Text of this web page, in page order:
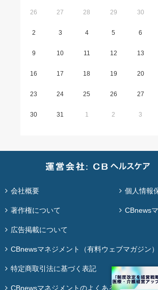
26 27 28 29 30
2 3 4 5 6
9 10 11 12 13
16 17 18 19 20
23 24 25 26 27
30 31 1 2 3
会社概要 個人情報
著作権について CBnews
広告掲載について
CBnewsマネジメント（有料ウェブマガジン
特定商取引法に基づく表記
CBnewsマネジメントのよくある質問